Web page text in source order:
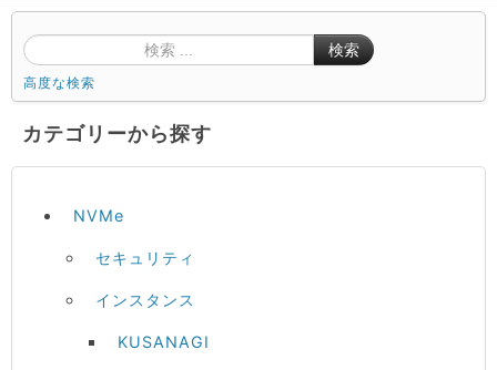
検索
高度な検索
カテゴリーから探す
NVMe
セキュリティ
インスタンス
KUSANAGI